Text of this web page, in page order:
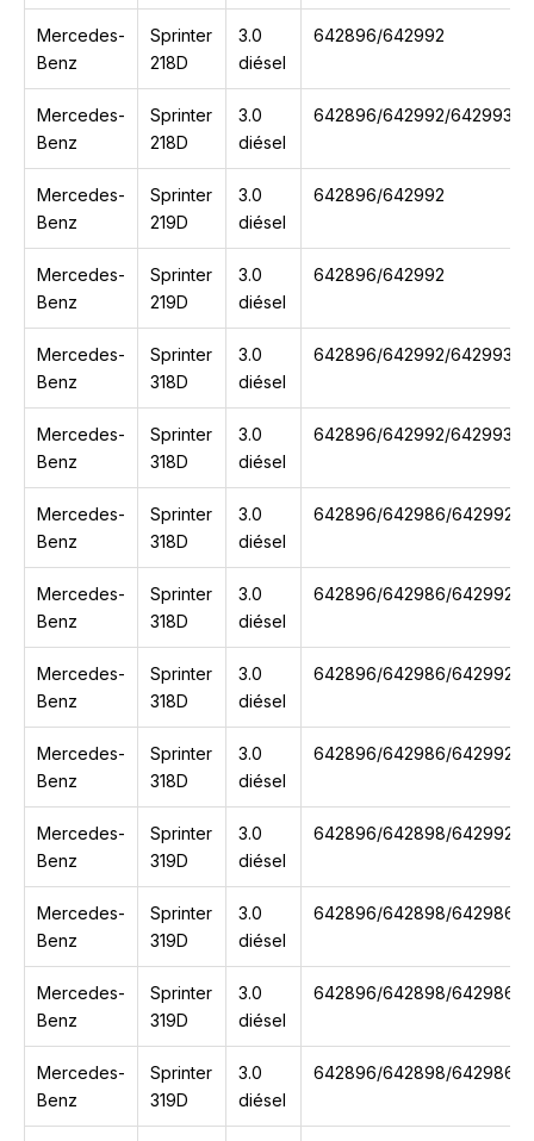
Mercedes-
Benz
Sprinter
218D
3.0
diésel
642896/642992
Mercedes-
Benz
Sprinter
218D
3.0
diésel
642896/642992/642993
Mercedes-
Benz
Sprinter
219D
3.0
diésel
642896/642992
Mercedes-
Benz
Sprinter
219D
3.0
diésel
642896/642992
Mercedes-
Benz
Sprinter
318D
3.0
diésel
642896/642992/642993
Mercedes-
Benz
Sprinter
318D
3.0
diésel
642896/642992/642993
Mercedes-
Benz
Sprinter
318D
3.0
diésel
642896/642986/642992/
Mercedes-
Benz
Sprinter
318D
3.0
diésel
642896/642986/642992/
Mercedes-
Benz
Sprinter
318D
3.0
diésel
642896/642986/642992/
Mercedes-
Benz
Sprinter
318D
3.0
diésel
642896/642986/642992/
Mercedes-
Benz
Sprinter
319D
3.0
diésel
642896/642898/642992
Mercedes-
Benz
Sprinter
319D
3.0
diésel
642896/642898/642986/
Mercedes-
Benz
Sprinter
319D
3.0
diésel
642896/642898/642986/
Mercedes-
Benz
Sprinter
319D
3.0
diésel
642896/642898/642986/